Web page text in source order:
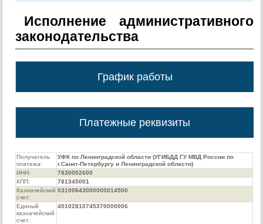
Исполнение административного
законодательства
График работы
Платежные реквизиты
Получатель
платежа:
УФК по Ленинградской области (УГИБДД ГУ МВД России по
г.Санкт-Петербургу и Ленинградской области)
ИНН:
7830002600
КПП:
781345001
Казначейский
счет:
03100643000000014500
Единый
казначейский
счет:
40102810745370000006